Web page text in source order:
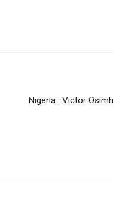
Nigeria : Victor